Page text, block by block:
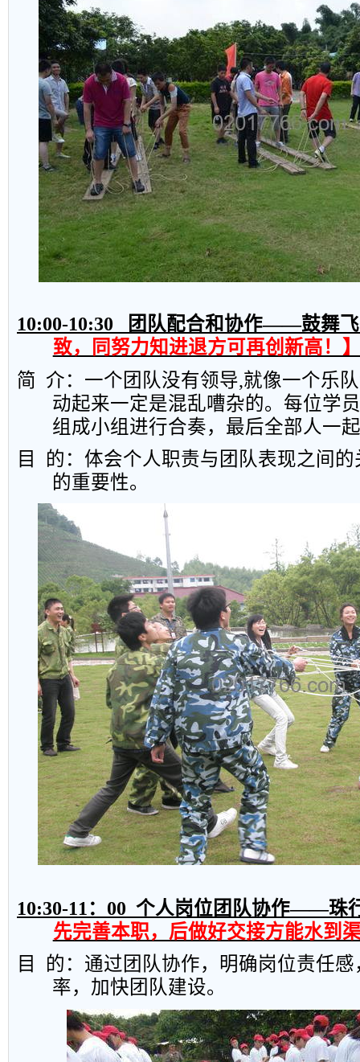
10:00-10:30
团队配合和协作——鼓舞
致，同努力知进退方可再创新高！
简 介：一个团队没有领导,就像一个乐
动起来一定是混乱嘈杂的。每位学
组成小组进行合奏，最后全部人一
目
的：体会个人职责与团队表现之间
的重要性。
10:30-11 ： 00 个人岗位团队协作——珠
先完善本职，后做好交接方能水到
目
的：通过团队协作，明确岗位责任
率，加快团队建设。